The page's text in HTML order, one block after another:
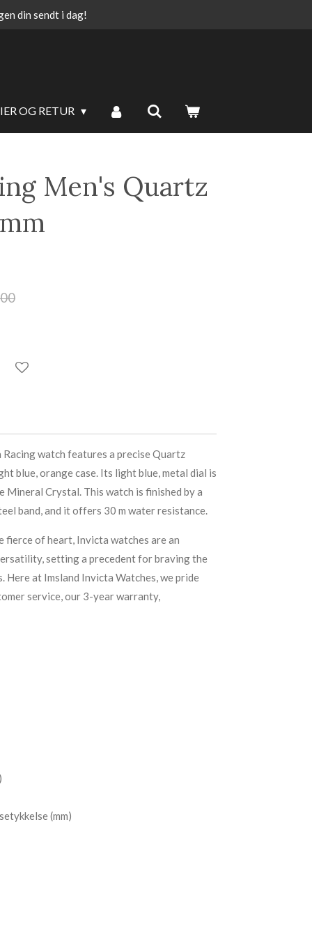
din sendt i dag!
OG RETUR
Men's Quartz
watch features a precise Quartz
blue, orange case. Its light blue, metal dial is
Mineral Crystal. This watch is finished by a
band, and it offers 30 m water resistance.
fierce of heart, Invicta watches are an
setting a precedent for braving the
at Imsland Invicta Watches, we pride
service, our 3-year warranty,
(mm)